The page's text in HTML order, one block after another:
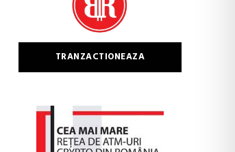
TRANZACTIONEAZA